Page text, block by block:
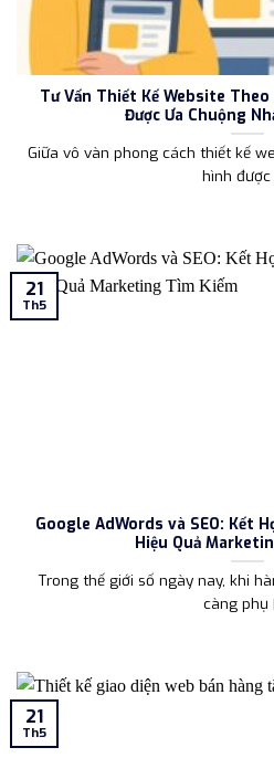
Tư Vấn Thiết Kế Website
Được Ưa Chuộng
Giữa vô vàn phong cách thiết kế
hình được
Google AdWords và SEO: Kết
Hiệu Quả
Trong thế giới số ngày nay, khi
càng phụ
21
Th5
21
Th5